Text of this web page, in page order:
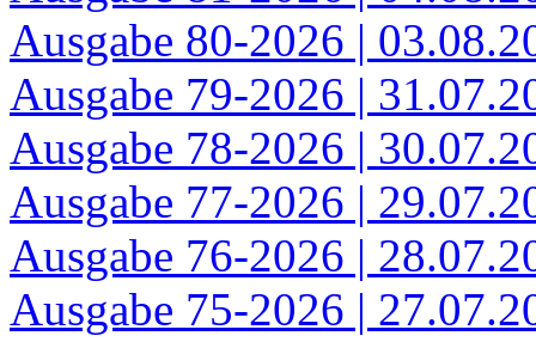
Ausgabe 80-2026 |
Ausgabe 79-2026 |
Ausgabe 78-2026 |
Ausgabe 77-2026 |
Ausgabe 76-2026 |
Ausgabe 75-2026 |